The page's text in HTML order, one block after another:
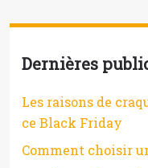
Dernières
Les raisons de
ce Black Friday
Comment choisir